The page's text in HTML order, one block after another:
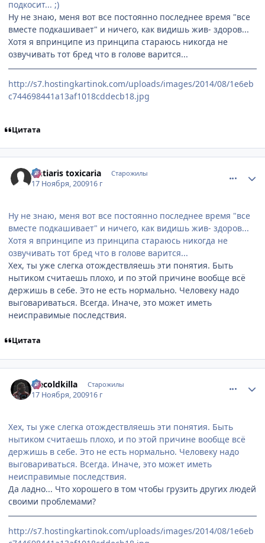
подкосит... ;)
Ну не знаю, меня вот все постоянно последнее время "все
вместе подкашивает" и ничего, как видишь жив- здоров...
Хотя я впринципе из принципа стараюсь никогда не
озвучивать тот бред что в голове варится...
http://s7.hostingkartinok.com/uploads/images/2014/08/1e6eb
c744698441a13af1018cddecb18.jpg
Цитата
Antiaris toxicaria Старожилы
17 Ноября, 200916 г
Ну не знаю, меня вот все постоянно последнее время "все
вместе подкашивает" и ничего, как видишь жив- здоров...
Хотя я впринципе из принципа стараюсь никогда не
озвучивать тот бред что в голове варится...
Хех, ты уже слегка отождествляешь эти понятия. Быть
нытиком считаешь плохо, и по этой причине вообще всё
держишь в себе. Это не есть нормально. Человеку надо
выговариваться. Всегда. Иначе, это может иметь
неисправимые последствия.
Цитата
Icecoldkilla Старожилы
17 Ноября, 200916 г
Хех, ты уже слегка отождествляешь эти понятия. Быть
нытиком считаешь плохо, и по этой причине вообще всё
держишь в себе. Это не есть нормально. Человеку надо
выговариваться. Всегда. Иначе, это может иметь
неисправимые последствия.
Да ладно... Что хорошего в том чтобы грузить других людей
своими проблемами?
http://s7.hostingkartinok.com/uploads/images/2014/08/1e6eb